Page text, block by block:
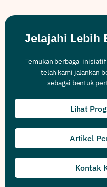
Jelajahi Lebih
Temukan berbagai
telah kami jalankan
sebagai bentuk
Lihat
Artikel
Kontak